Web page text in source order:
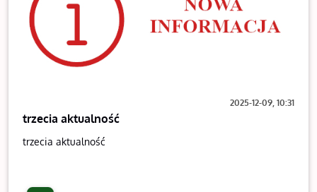
2025-12-09, 10:31
trzecia aktualność
trzecia aktualność